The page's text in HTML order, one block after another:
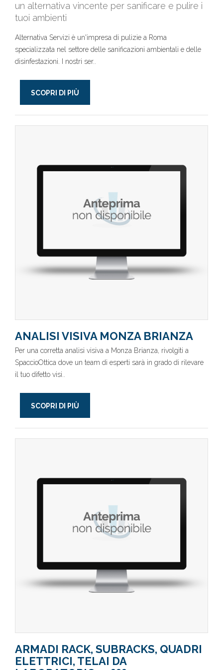
un alternativa vincente per sanificare e pulire i
tuoi ambienti
Alternativa Servizi è un'impresa di pulizie a Roma
specializzata nel settore delle sanificazioni ambientali e delle
disinfestazioni. I nostri ser..
SCOPRI DI PIÙ
ANALISI VISIVA MONZA BRIANZA
Per una corretta analisi visiva a Monza Brianza, rivolgiti a
SpaccioOttica dove un team di esperti sarà in grado di rilevare
il tuo difetto visi..
SCOPRI DI PIÙ
ARMADI RACK, SUBRACKS, QUADRI
ELETTRICI, TELAI DA